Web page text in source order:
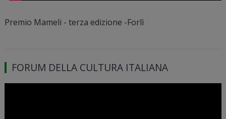
Premio Mameli - terza edizione -Forlì
FORUM DELLA CULTURA ITALIANA